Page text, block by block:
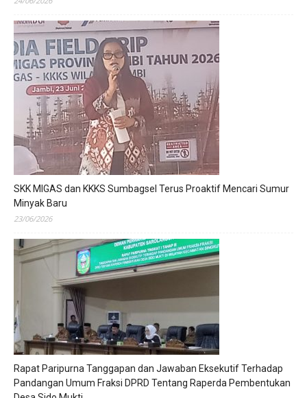
SKK MIGAS dan KKKS Sumbagsel Terus Proaktif Mencari Sumur
Minyak Baru
23/06/2026
Rapat Paripurna Tanggapan dan Jawaban Eksekutif Terhadap
Pandangan Umum Fraksi DPRD Tentang Raperda Pembentukan